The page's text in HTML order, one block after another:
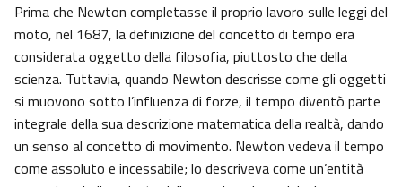
Prima che Newton completasse il proprio lavoro sulle leggi del
moto, nel 1687, la definizione del concetto di tempo era
considerata oggetto della filosofia, piuttosto che della
scienza. Tuttavia, quando Newton descrisse come gli oggetti
si muovono sotto l’influenza di forze, il tempo diventò parte
integrale della sua descrizione matematica della realtà, dando
un senso al concetto di movimento. Newton vedeva il tempo
come assoluto e incessabile; lo descriveva come un’entità